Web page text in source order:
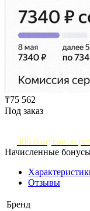
₸75 562
Под заказ
300 бонусов за
Начисленные
Отзывы
Бренд